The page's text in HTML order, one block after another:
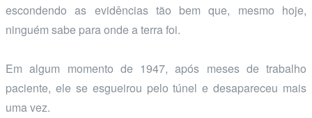
escondendo as evidências tão bem que, mesmo hoje,
ninguém sabe para onde a terra foi.
Em algum momento de 1947, após meses de trabalho
paciente, ele se esgueirou pelo túnel e desapareceu mais
uma vez.